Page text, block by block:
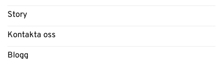
Story
Kontakta oss
Blogg